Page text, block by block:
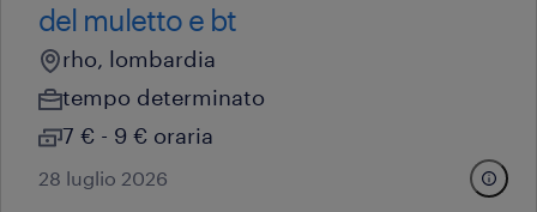
del muletto e bt
rho, lombardia
tempo determinato
7 € - 9 € oraria
28 luglio 2026